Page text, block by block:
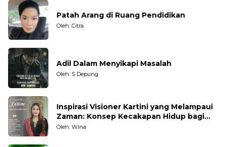
Patah Arang di Ruang Pendidikan
Oleh: Citra
Adil Dalam Menyikapi Masalah
Oleh: S Depung
Inspirasi Visioner Kartini yang Melampaui
Zaman: Konsep Kecakapan Hidup bagi
Generasi Muda
Oleh: Wina